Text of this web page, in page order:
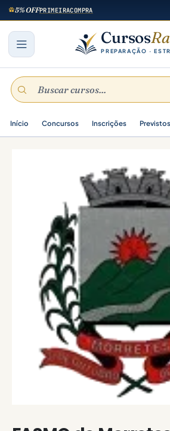
5% OFFPRIMEIRACOMPRA
Cursos
PREPARAÇÃO ·
Início Concursos Inscrições Previstos